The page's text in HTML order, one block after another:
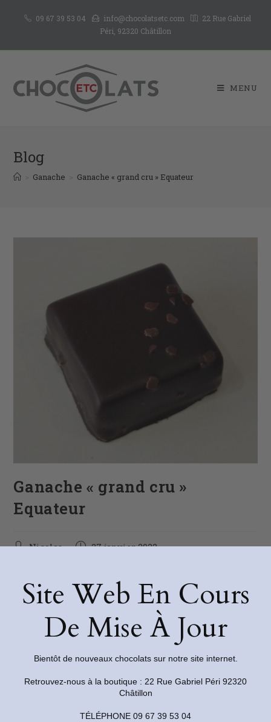
09 67 39 53 04 info@chocolatsetc.com
22 Rue Gabriel
Péri, 92320 Châtillon
MENU
Blog
Ganache Ganache « grand cru » Equateur
Ganache « grand cru »
Equateur
Nicolas
27 janvier 2022
VOUS DEVRIEZ ÉGALEMENT AIMER
Site Web En Cours
De Mise À Jour
Bientôt de nouveaux chocolats sur notre site internet.
Retrouvez-nous à la boutique : 22 Rue Gabriel Péri 92320
Châtillon
TÉLÉPHONE 09 67 39 53 04